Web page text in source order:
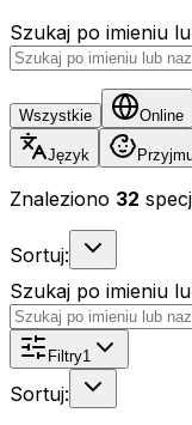
Szukaj po imieniu
Wszystkie Online
Język
Znaleziono 32
Sortuj:
Szukaj po imieniu
Filtry1
Sortuj: